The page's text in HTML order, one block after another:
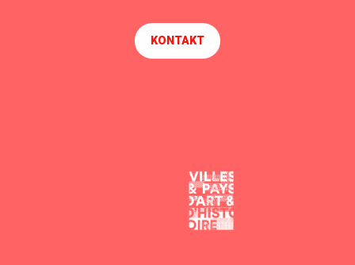
KONTAKT